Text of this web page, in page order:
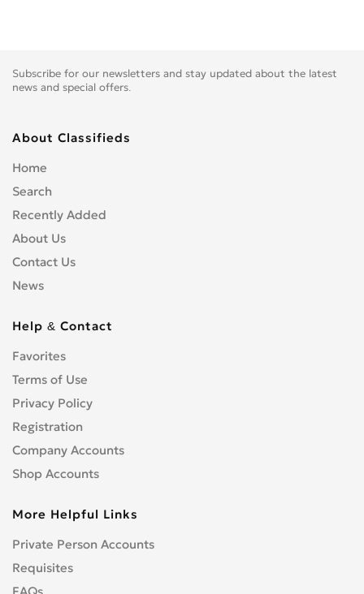
Subscribe for our newsletters and stay updated about the latest
news and special offers.
About Classifieds
Home
Search
Recently Added
About Us
Contact Us
News
Help & Contact
Favorites
Terms of Use
Privacy Policy
Registration
Company Accounts
Shop Accounts
More Helpful Links
Private Person Accounts
Requisites